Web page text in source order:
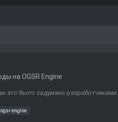
на OGSR Engine
это было задумано разработчиками.
ogsr engine